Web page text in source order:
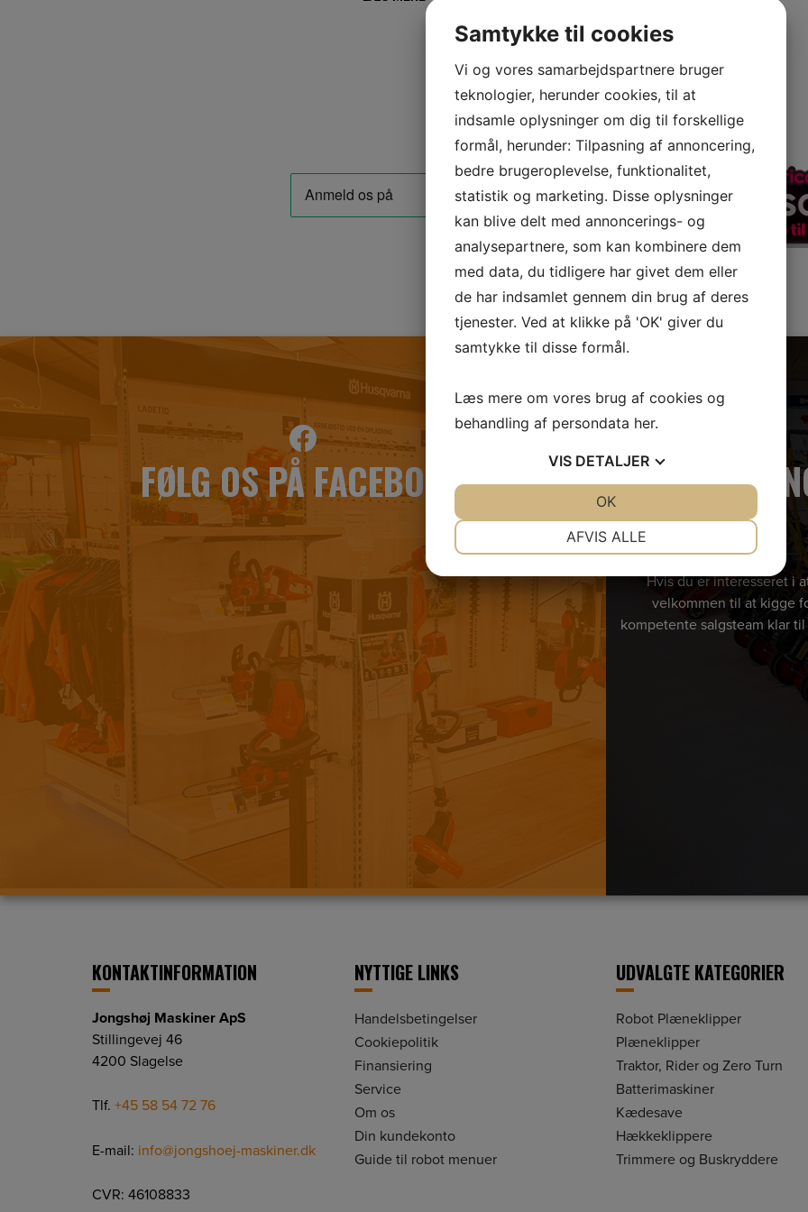
785,00 kr..
FØLG OS PÅ FACEBOOK
Hvis du er interesseret i
velkommen til at kigge
kompetente salgsteam klar
KONTAKTINFORMATION
Jongshøj Maskiner ApS
Stillingevej 46
4200 Slagelse
Tlf. +45 58 54 72 76
E-mail: info@jongshoej-maskiner.dk
CVR: 46108833
NYTTIGE LINKS
Handelsbetingelser
Cookiepolitik
Finansiering
Service
Om os
Din kundekonto
Guide til robot menuer
UDVALGTE KATEGORIER
Robot Plæneklipper
Plæneklipper
Traktor, Rider og Zero Turn
Batterimaskiner
Kædesave
Hækkeklippere
Trimmere og Buskryddere
Samtykke til cookies
Vi og vores samarbejdspartnere bruger
teknologier, herunder cookies, til at
indsamle oplysninger om dig til forskellige
formål, herunder: Tilpasning af annoncering,
bedre brugeroplevelse, funktionalitet,
statistik og marketing. Disse oplysninger
kan blive delt med annoncerings- og
analysepartnere, som kan kombinere dem
med data, du tidligere har givet dem eller
de har indsamlet gennem din brug af deres
tjenester. Ved at klikke på 'OK' giver du
samtykke til disse formål.
Læs mere om vores brug af cookies og
behandling af persondata her.
VIS DETALJER
MARKETING
AFVIS ALLE
OK